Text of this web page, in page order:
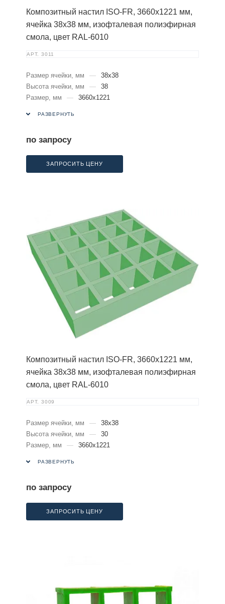
Композитный настил ISO-FR, 3660х1221 мм,
ячейка 38х38 мм, изофталевая полиэфирная
смола, цвет RAL-6010
АРТ. 3011
Размер ячейки, мм —
38х38
Высота ячейки, мм
—
38
Размер, мм
— 3660х1221
РАЗВЕРНУТЬ
по запросу
ЗАПРОСИТЬ ЦЕНУ
Композитный настил ISO-FR, 3660х1221 мм,
ячейка 38х38 мм, изофталевая полиэфирная
смола, цвет RAL-6010
АРТ. 3009
Размер ячейки, мм —
38х38
Высота ячейки, мм
—
30
Размер, мм
— 3660х1221
РАЗВЕРНУТЬ
по запросу
ЗАПРОСИТЬ ЦЕНУ